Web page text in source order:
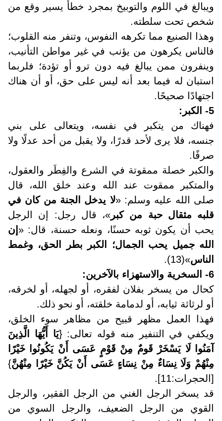
ويبالغ في اللوم والتوبيخ بمجرد خطأ يسير وقع من
شخص تحت سلطته.
وهذا الصنيع مما تكرهه النفوس، وتنفر منه القلوب؛
فالناس يكرهون من يؤنب في غير مواطن التأنيب،
وينفرون ممن يبالغ فيه دون ترو أو تؤدة؛ فلربما
استبان له فيما بعد أنه ليس على حق، أو أن هناك
اجتهادًا صحيحًا.
5- الكبر
:
فهناك من يتكبر في نفسه، ويتعالى على بني
جنسه، فلا يرى لأحد قدرًا، ولا يقبل من أحد عدلًا ولا
صرفًا.
والكبر خصلة ممقوتة في الشرع والفِطَر والعقول،
والمتكبر ممقوت عند الله وعند خلق الله، قال
صلى الله عليه وسلم: «لا يدخل الجنة من كان في
قلبه مثقال حبة من كبر »، قال رجل: إن الرجل
يحب أن يكون ثوبه حسنًا، ونعله حسنة، قال: « إن
الله جميل يحب الجمال؛ الكبر بطر الحق، وغمط
الناس»(13)
.
6- السخرية والاستهزاء بالآخرين
:
كحال من يسخر بفلان لفقره، أو لجهله، أو لخرقه،
أو لرثاثة ثيابه، أو لدمامة خلقته، أو نحو ذلك.
فهذا العمل مظهر قبيح من مظاهر سوء الخلق،
ويكفي في التنفير منه قوله تعالى: {يَا أَيُّهَا الَّذِينَ
آمَنُوا لَا يَسْخَرْ قَومٌ مِنْ قَوْمٍ عَسَى أَنْ يَكُونُوا خَيْرًا
مِنْهُمْ وَلَا نِسَاءٌ مِنْ نِسَاءٍ عَسَى أَنْ يَكُنَّ خَيْرًا مِنْهُنَّ}
[الحجرات:11].
قد يسخر الرجل الغني من الرجل الفقير، والرجل
القوي من الرجل الضعيف، والرجل السوي من